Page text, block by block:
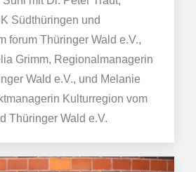
Südthüringen und
forum Thüringer Wald e.V.,
Grimm, Regionalmanagerin
Wald e.V., und Melanie
Kulturregion vom
Thüringer Wald e.V.